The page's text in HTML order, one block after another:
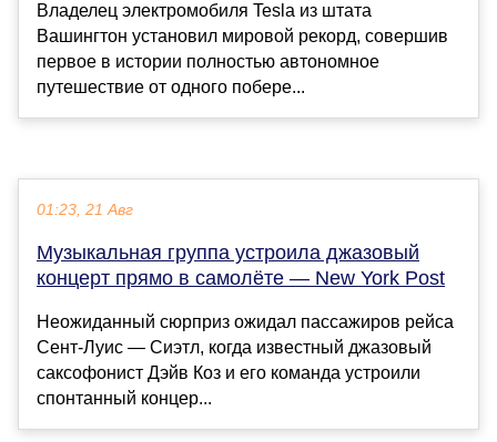
Владелец электромобиля Tesla из штата
Вашингтон установил мировой рекорд, совершив
первое в истории полностью автономное
путешествие от одного побере...
01:23, 21 Авг
Музыкальная группа устроила джазовый
концерт прямо в самолёте — New York Post
Неожиданный сюрприз ожидал пассажиров рейса
Сент-Луис — Сиэтл, когда известный джазовый
саксофонист Дэйв Коз и его команда устроили
спонтанный концер...